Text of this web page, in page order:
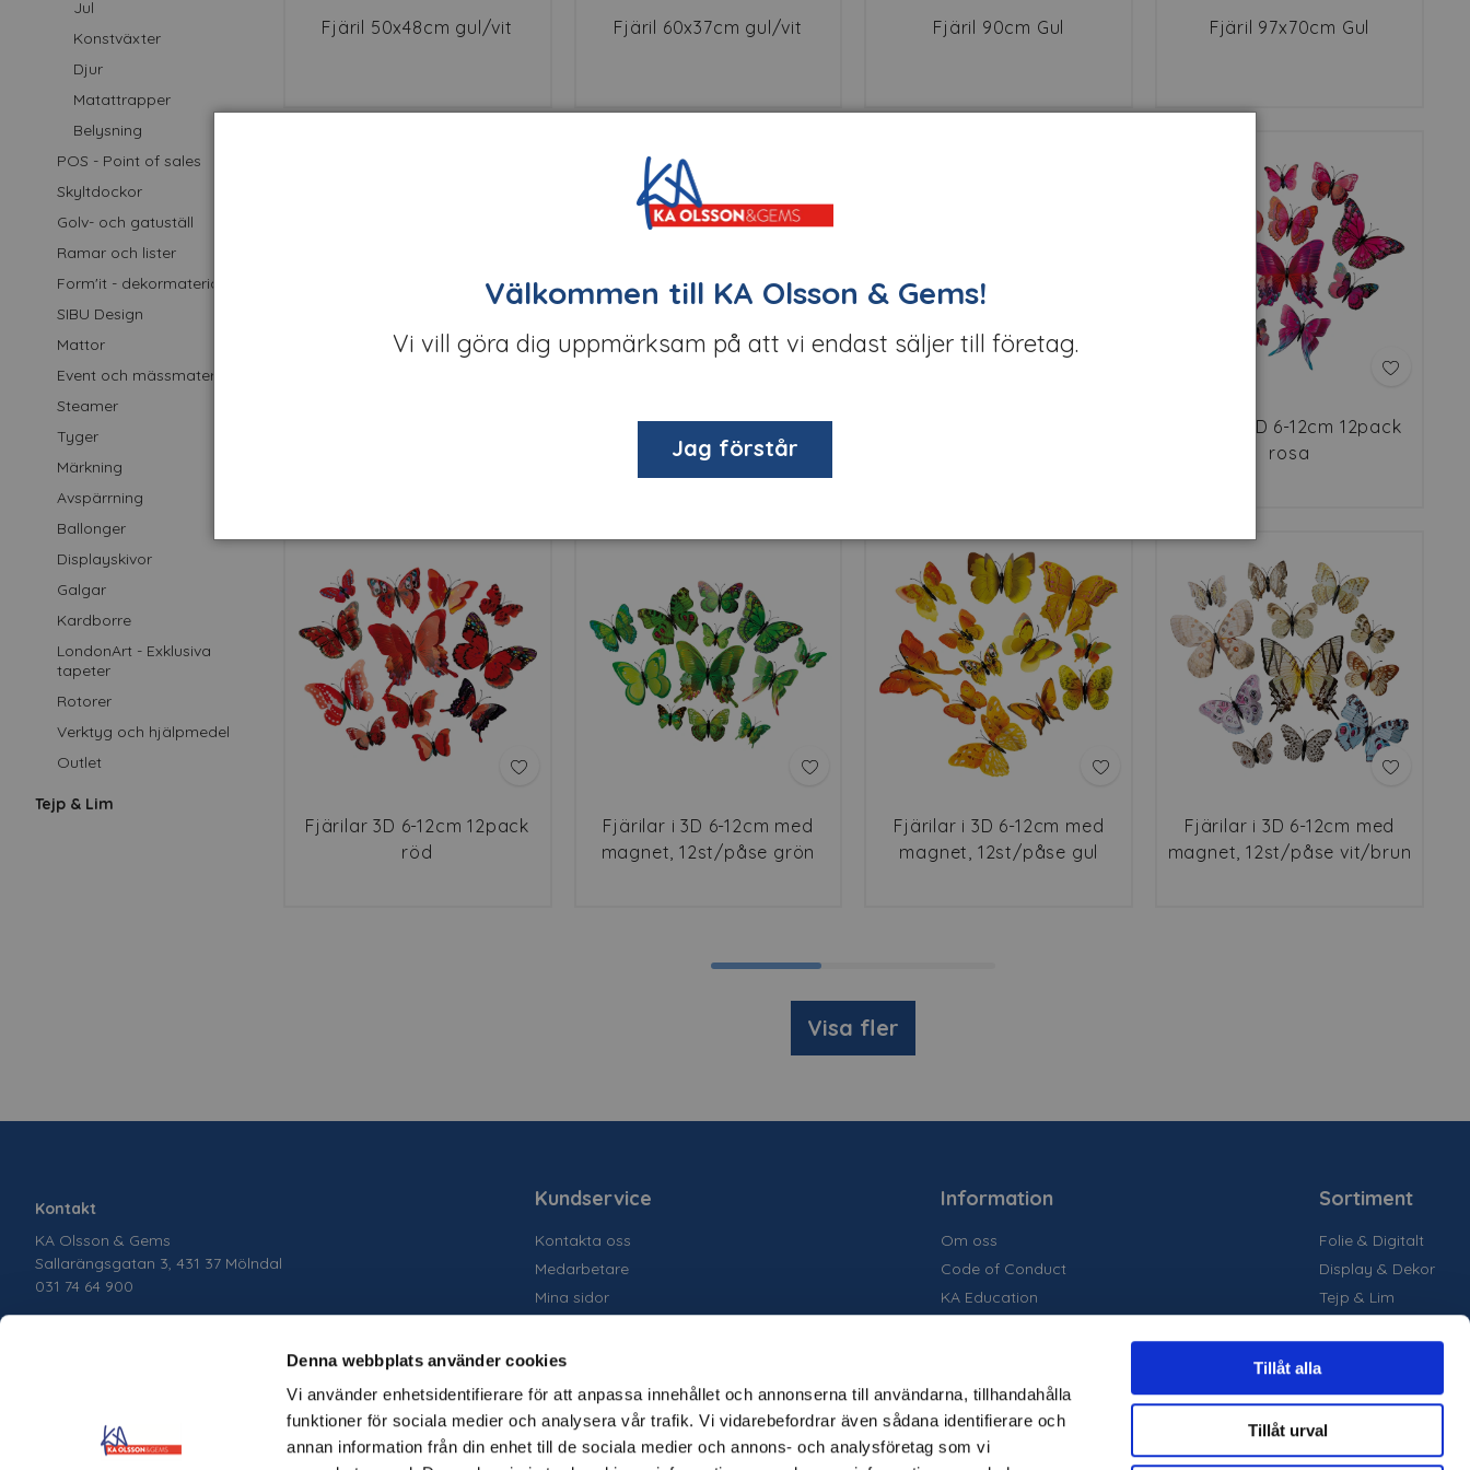
Denna webbplats använder cookies
Vi använder enhetsidentifierare för att anpassa innehållet och annonserna till användarna, tillhandahålla
funktioner för sociala medier och analysera vår trafik. Vi vidarebefordrar även sådana identifierare och
annan information från din enhet till de sociala medier och annons- och analysföretag som vi
Tillåt alla
Tillåt urval
Jul
Konstväxter
Djur
Matattrapper
Belysning
POS - Point of sales
Skyltdockor
Golv- och gatuställ
Ramar och lister
Form'it - dekormaterial
SIBU Design
Mattor
Event och mässmaterial
Steamer
Tyger
Märkning
Avspärrning
Ballonger
Displayskivor
Galgar
Kardborre
LondonArt - Exklusiva
tapeter
Rotorer
Verktyg och hjälpmedel
Outlet
Tejp & Lim
Fjäril 50x48cm gul/vit Fjäril 60x37cm gul/vit Fjäril 90cm Gul Fjäril 97x70cm Gul
Fjäril av papperstråd
65×40cm Gul
Fjärilar 3D 6-12cm 12pack
rosa
Fjärilar 3D 6-12cm 12pack
röd
Fjärilar i 3D 6-12cm med
magnet, 12st/påse grön
Fjärilar i 3D 6-12cm med
magnet, 12st/påse gul
Fjärilar i 3D 6-12cm med
magnet, 12st/påse vit/brun
Visa fler
Kontakt
KA Olsson & Gems
Sallarängsgatan 3, 431 37 Mölndal
031 74 64 900
Kundservice
Kontakta oss
Medarbetare
Mina sidor
Allmänna villkor
Information
Om oss
Code of Conduct
KA Education
Tidigare projekt
Tjänster
Varumärken
Sortiment
Folie & Digitalt
Display & Dekor
Tejp & Lim
Välkommen till KA Olsson & Gems!
Vi vill göra dig uppmärksam på att vi endast säljer till företag.
Jag förstår